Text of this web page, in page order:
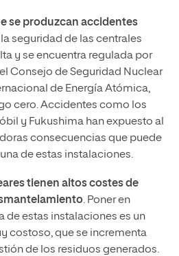
se produzcan accidentes
seguridad de las centrales
y se encuentra regulada por
Consejo de Seguridad Nuclear
de Energía Atómica,
cero. Accidentes como los
y Fukushima han expuesto al
consecuencias que puede
de estas instalaciones.
tienen altos costes de
. Poner en
de estas instalaciones es un
costoso, que se incrementa
de los residuos generados.